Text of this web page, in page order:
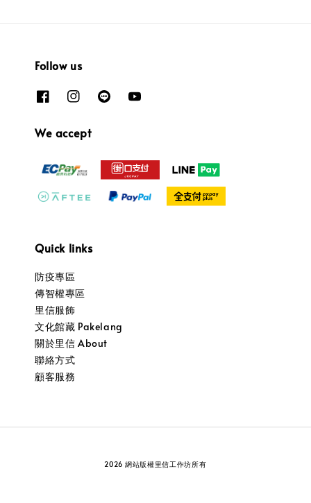
Follow us
We accept
Quick links
防疫專區
傳智權專區
里信服飾
文化館藏 Pakelang
關於里信 About
聯絡方式
顧客服務
2026 網站版權里信工作坊所有